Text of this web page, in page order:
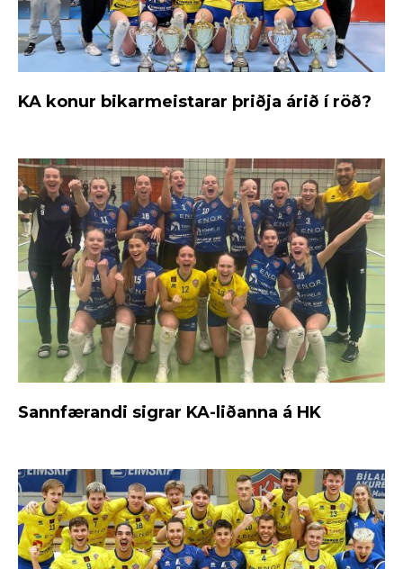
KA konur bikarmeistarar þriðja árið í röð?
Sannfærandi sigrar KA-liðanna á HK